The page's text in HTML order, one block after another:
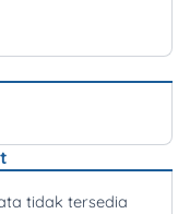
tidak tersedia